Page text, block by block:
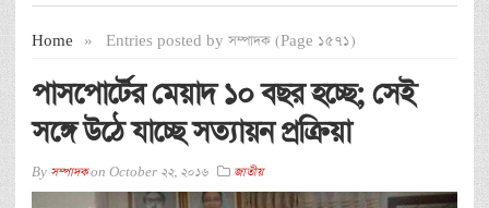
Home » Entries posted by সম্পাদক (Page 1571)
পাসপোর্টের মেয়াদ ১০ বছর হচ্ছে; সেই
সঙ্গে উঠে যাচ্ছে সত্যায়ন প্রক্রিয়া
By সম্পাদকon October 22, 2016 জাতীয়